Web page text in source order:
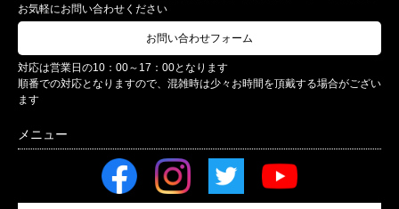
お気軽にお問い合わせください
お問い合わせフォーム
対応は営業日の10：00～17：00となります
順番での対応となりますので、混雑時は少々お時間を頂戴する場合がござい
ます